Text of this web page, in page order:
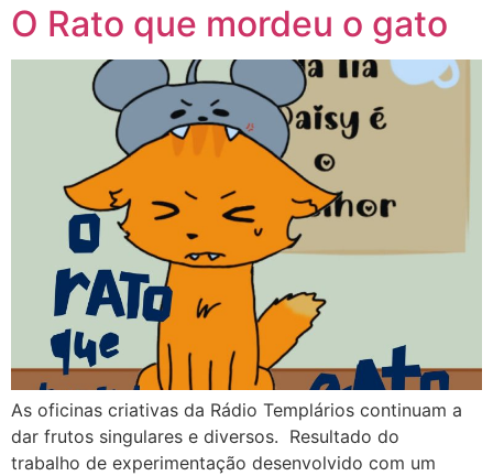
O Rato que mordeu o gato
As oficinas criativas da Rádio Templários continuam a
dar frutos singulares e diversos. Resultado do
trabalho de experimentação desenvolvido com um